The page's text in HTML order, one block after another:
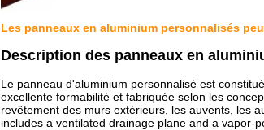
Les panneaux en aluminium personnalisés
Description des panneaux en
Le panneau d'aluminium personnalisé est
excellente formabilité et fabriquée selon les
revêtement des murs extérieurs, les auvents, les
includes a ventilated drainage plane and a vapor-